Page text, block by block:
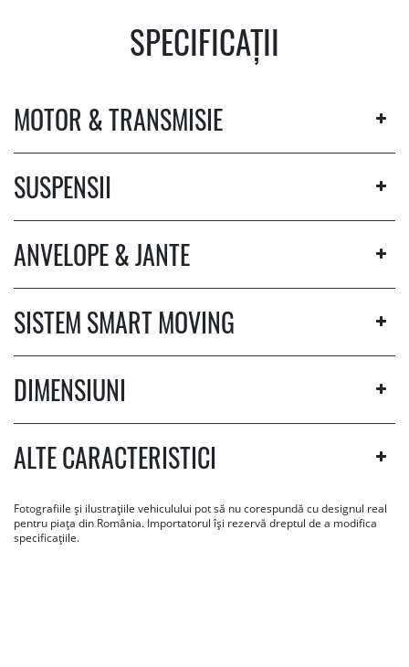
SPECIFICAȚII
MOTOR & TRANSMISIE
SUSPENSII
ANVELOPE & JANTE
SISTEM SMART MOVING
DIMENSIUNI
ALTE CARACTERISTICI
Fotografiile și ilustrațiile vehiculului pot să nu corespundă cu designul real
pentru piața din România. Importatorul își rezervă dreptul de a modifica
specificațiile.